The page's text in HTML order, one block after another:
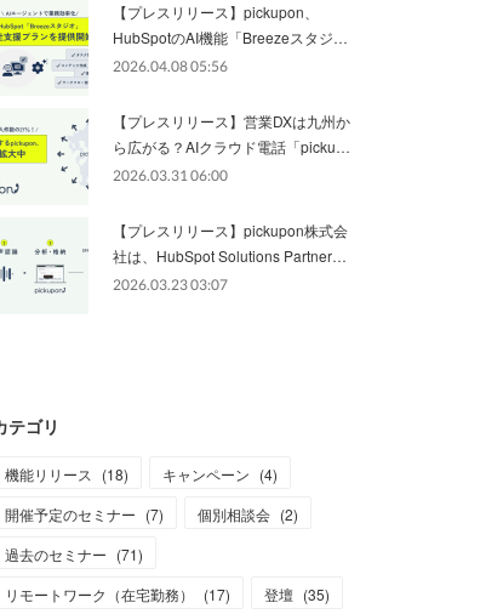
【プレスリリース】pickupon、
HubSpotのAI機能「Breezeスタジ…
2026.04.08 05:56
【プレスリリース】営業DXは九州か
ら広がる？AIクラウド電話「picku…
2026.03.31 06:00
【プレスリリース】pickupon株式会
社は、HubSpot Solutions Partner…
2026.03.23 03:07
テゴリ
機能リリース (18) キャンペーン (4)
開催予定のセミナー (7) 個別相談会 (2)
過去のセミナー (71)
リモートワーク（在宅勤務）
(17) 登壇 (35)